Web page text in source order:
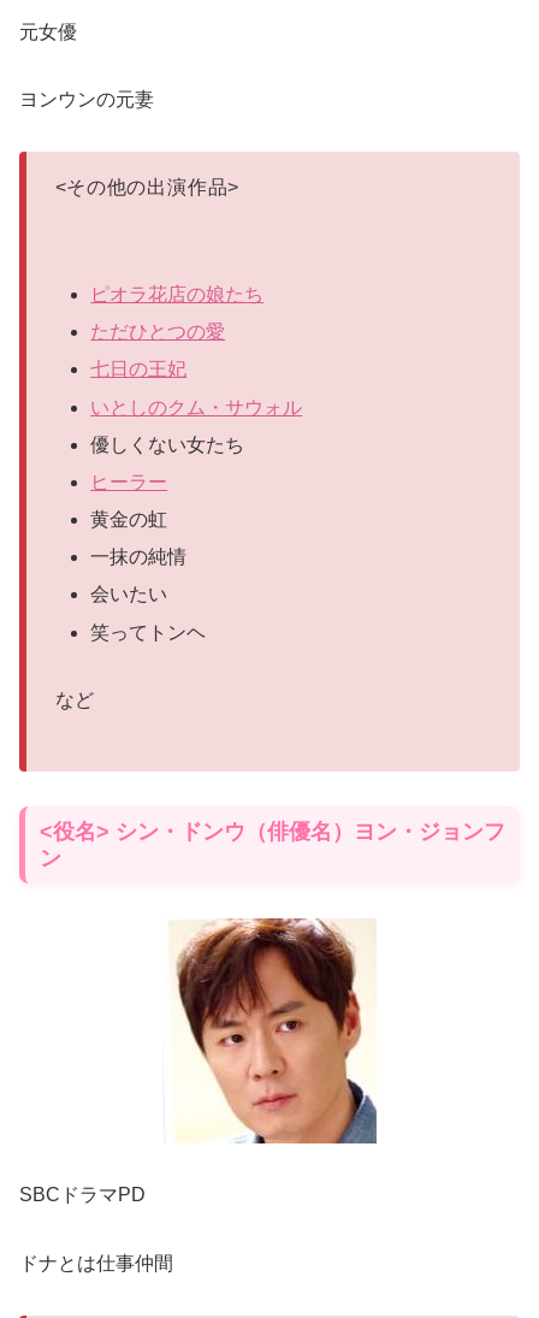
元女優
ヨンウンの元妻
<その他の出演作品>
ピオラ花店の娘たち
ただひとつの愛
七日の王妃
いとしのクム・サウォル
優しくない女たち
ヒーラー
黄金の虹
一抹の純情
会いたい
笑ってトンヘ
など
<役名> シン・ドンウ（俳優名）ヨン・ジョンフ
ン
SBCドラマPD
ドナとは仕事仲間